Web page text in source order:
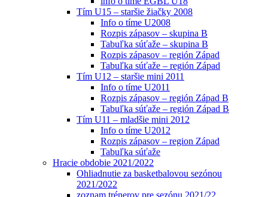
Tím U15 – staršie žiačky 2008
Info o tíme U2008
Rozpis zápasov – skupina B
Tabuľka súťaže – skupina B
Rozpis zápasov – región Západ
Tabuľka súťaže – región Západ
Tím U12 – staršie mini 2011
Info o tíme U2011
Rozpis zápasov – región Západ B
Tabuľka súťaže – región Západ B
Tím U11 – mladšie mini 2012
Info o tíme U2012
Rozpis zápasov – region Západ
Tabuľka súťaže
Hracie obdobie 2021/2022
Ohliadnutie za basketbalovou sezónou
2021/2022
zoznam trénerov pre sezónu 2021/22